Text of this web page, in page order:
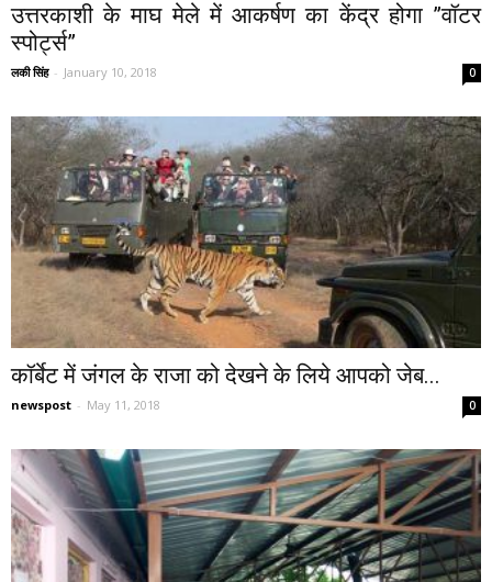
उत्तरकाशी के माघ मेले में आकर्षण का केंद्र होगा ”वॉटर
स्पोर्ट्स”
लकी सिंह - January 10, 2018 0
कॉर्बेट में जंगल के राजा को देखने के लिये आपको जेब...
newspost - May 11, 2018 0